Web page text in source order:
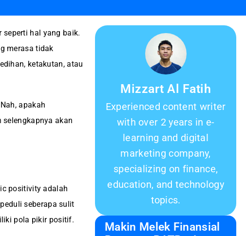
hal yang baik.
merasa tidak
ketakutan, atau
apakah
akan
positivity adalah
seberapa sulit
pola pikir positif.
Mizzart Al Fatih
Experienced content writer
with over 2 years in e-
learning and digital
marketing company,
specializing on finance,
education, and technology
topics.
Makin Melek Finansial